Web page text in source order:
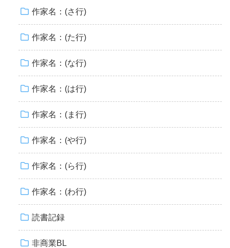
作家名：(さ行)
作家名：(た行)
作家名：(な行)
作家名：(は行)
作家名：(ま行)
作家名：(や行)
作家名：(ら行)
作家名：(わ行)
読書記録
非商業BL